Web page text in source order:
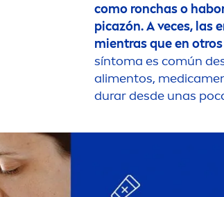
como ronchas o
picazón. A veces, las
mientras que en
síntoma es común
alimentos, medica
durar desde unas